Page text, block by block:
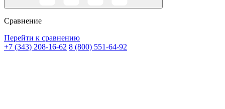
Сравнение
Перейти к сравнению
+7 (343) 208-16-62 8 (800) 551-64-92